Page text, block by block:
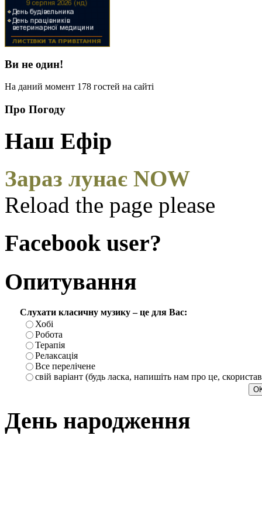
Ви не один!
На даний момент 178 гостей на сайті
Про Погоду
Наш Ефір
Зараз лунає NOW
Reload the page please
Facebook user?
Опитування
Слухати класичну музику – це для Вас:
Хобі
Робота
Терапія
Релаксація
Все перелічене
свій варіант (будь ласка, напишіть нам про це,
День народження